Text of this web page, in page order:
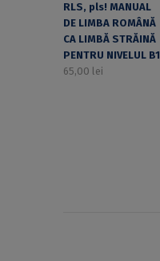
RLS, pls! MANUAL
DE LIMBA ROMÂNĂ
CA LIMBĂ STRĂINĂ
PENTRU NIVELUL B1
65,00 lei